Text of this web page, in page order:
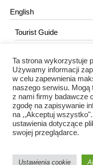
English
Tourist Guide
KONTAKT
Redakcja
Ta strona wykorzystuje
Używamy informacji
w celu zapewnienia
naszego serwisu. Mogą
z nami firmy badawcze
zgodę na zapisywanie
na ,,Akceptuj
ustawienia dotyczące
swojej przeglądarce.
Ustawienia cookie